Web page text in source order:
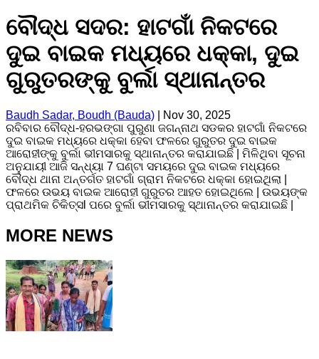
ବୌଦ୍ଧ ସଦର: ହାଟଗାଁ ନିକଟରେ
ଦୁଇ ବାଇକ ମଧ୍ୟରେ ଧକ୍କା, ଦୁଇ
ଗୁରୁତରଙ୍କୁ ବୁର୍ଲା ସ୍ଥାନାନ୍ତର
Baudh Sadar, Boudh (Bauda)
Nov 30, 2025
ରବିବାର ବୌଦ୍ଧ-ହରଭଙ୍ଗା ପୁରୁଣା ଜଗନ୍ନାଥ ସଡକର ହାଟଗାଁ ନିକଟରେ
ଦୁଇ ବାଇକ ମଧ୍ୟରେ ଧକ୍କା ହେବା ଫଳରେ ଗୁରୁତର ଦୁଇ ବାଇକ
ଆରୋହୀଙ୍କୁ ବୁର୍ଲା ଭୀମସାରକୁ ସ୍ଥାନାନ୍ତର କରାଯାଇଛି | ମିଳିଥିବା ସୂଚନା
ଅନୁଯାୟୀ ଆଜି ସନ୍ଧ୍ୟା 7 ଘଣ୍ଟା ସମୟରେ ଦୁଇ ବାଇକ ମଧ୍ୟରେ
ବୌଦ୍ଧ ଥାନା ଅନ୍ତର୍ଗତ ହାଟଗାଁ ଗ୍ରାମ ନିକଟରେ ଧକ୍କା ହୋଇଥିଲା |
ଫଳରେ ଉଭୟ ବାଇକ ଆରୋହୀ ଗୁରୁତର ଆହତ ହୋଇଥିଲେ | ଉଭୟଙ୍କ
ପ୍ରାଥମିକ ଚିକିତ୍ସl ପରେ ବୁର୍ଲା ଭୀମସାରକୁ ସ୍ଥାନାନ୍ତର କରାଯାଇଛି |
MORE NEWS